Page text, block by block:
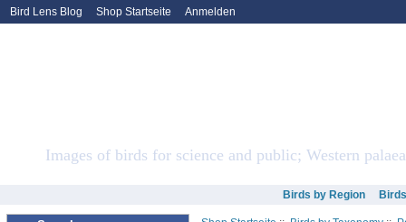
Bird Lens Blog Shop Startseite Anmelden
Images of birds for science and public; Western
Birds by Region